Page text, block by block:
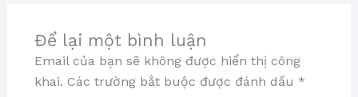
Để lại một bình luận
Email của bạn sẽ không được hiển thị công
khai. Các trường bắt buộc được đánh dấu *